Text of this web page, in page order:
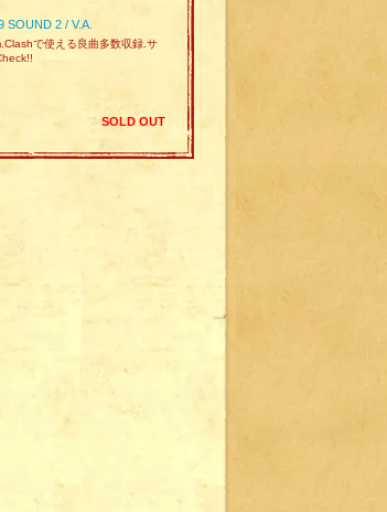
SOUND 2 / V.A.
で使える良曲多数収録.サ
SOLD OUT